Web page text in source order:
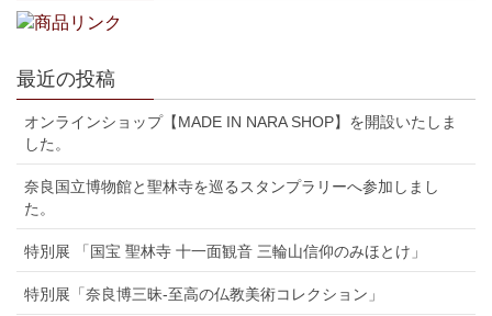
最近の投稿
オンラインショップ【MADE IN NARA SHOP】を開設いたしま
した。
奈良国立博物館と聖林寺を巡るスタンプラリーへ参加しまし
た。
特別展 「国宝 聖林寺 十一面観音 三輪山信仰のみほとけ」
特別展「奈良博三昧-至高の仏教美術コレクション」